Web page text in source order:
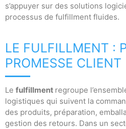
s’appuyer sur des solutions
processus de fulfillment fluides.
LE FULFILLMENT :
PROMESSE CLIENT
Le fulfillment regroupe
logistiques qui suivent la
des produits, préparation,
gestion des retours. Dans un